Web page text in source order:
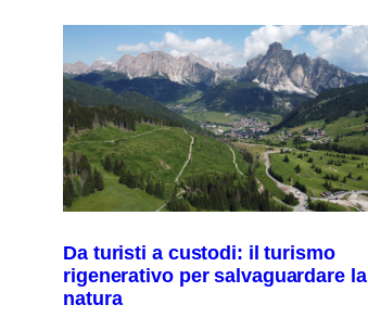
Da turisti a custodi: il turismo
rigenerativo per salvaguardare la
natura